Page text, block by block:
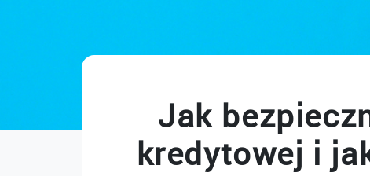
Jak
kredytowej i